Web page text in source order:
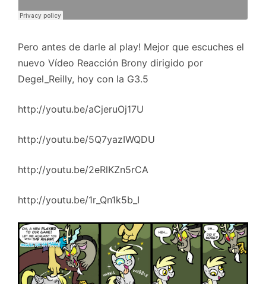
Pero antes de darle al play! Mejor que escuches el
nuevo Vídeo Reacción Brony dirigido por
Degel_Reilly, hoy con la G3.5
http://youtu.be/aCjeruOj17U
http://youtu.be/5Q7yazIWQDU
http://youtu.be/2eRlKZn5rCA
http://youtu.be/1r_Qn1k5b_I